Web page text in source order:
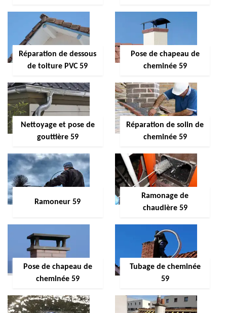
Réparation de dessous
de toiture PVC 59
Pose de chapeau de
cheminée 59
Nettoyage et pose de
gouttière 59
Réparation de solin de
cheminée 59
Ramoneur 59
Ramonage de
chaudière 59
Pose de chapeau de
cheminée 59
Tubage de cheminée
59